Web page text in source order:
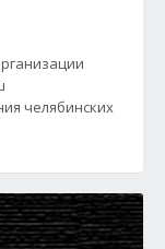
челябинских